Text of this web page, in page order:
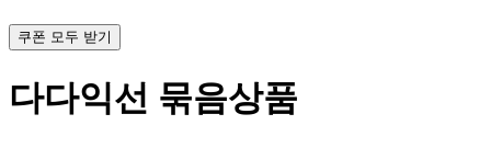
쿠폰 모두 받기
다다익선 묶음상품